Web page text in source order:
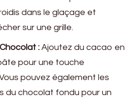
dans le glaçage et
sur une grille.
: Ajoutez du cacao en
pour une touche
pouvez également les
du chocolat fondu pour un